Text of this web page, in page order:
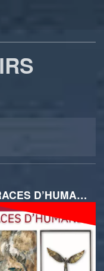
« TRACES D’HUMANITÉ » PAR MICHKA ANCEAU ET JULIE BOUX